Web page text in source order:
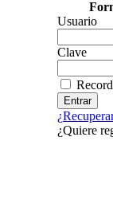
Usuario
Clave
¿Quiere